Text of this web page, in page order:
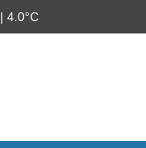
| 4.0°C